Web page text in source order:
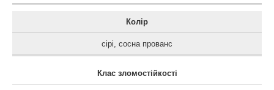
Колір
сірі, сосна прованс
Клас зломостійкості